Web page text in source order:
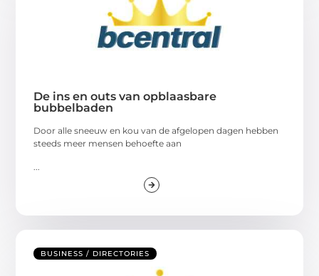
De ins en outs van opblaasbare
bubbelbaden
Door alle sneeuw en kou van de afgelopen dagen hebben
steeds meer mensen behoefte aan
BUSINESS / DIRECTORIES